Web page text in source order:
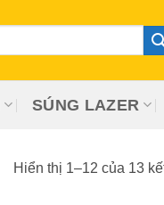
SÚNG LAZER
Hiển thị 1–12 của 13